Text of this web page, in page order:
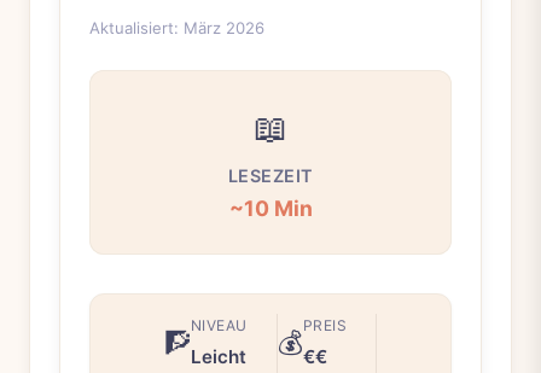
Aktualisiert: März 2026
📖
LESEZEIT
~10 Min
🧗
NIVEAU
Leicht 💰
PREIS
€€